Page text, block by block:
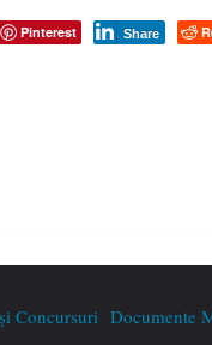
Pinterest Share
Concursuri Documente